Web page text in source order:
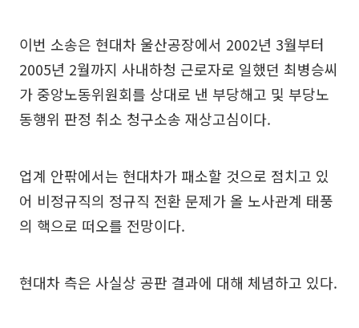
이번 소송은 현대차 울산공장에서 2002년 3월부터
2005년 2월까지 사내하청 근로자로 일했던 최병승씨
가 중앙노동위원회를 상대로 낸 부당해고 및 부당노
동행위 판정 취소 청구소송 재상고심이다.
업계 안팎에서는 현대차가 패소할 것으로 점치고 있
어 비정규직의 정규직 전환 문제가 올 노사관계 태풍
의 핵으로 떠오를 전망이다.
현대차 측은 사실상 공판 결과에 대해 체념하고 있다.